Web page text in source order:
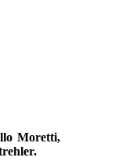
Moretti,